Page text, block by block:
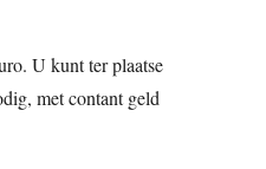
U kunt ter plaatse
met contant geld